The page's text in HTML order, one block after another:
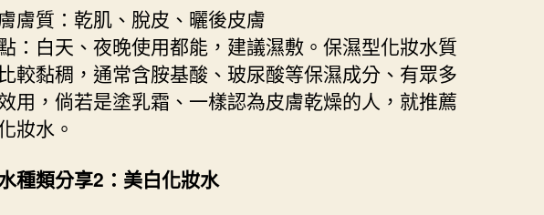
膚質：乾肌、脫皮、曬後皮膚
：白天、夜晚使用都能，建議濕敷。保濕型化妝水質
較黏稠，通常含胺基酸、玻尿酸等保濕成分、有眾多
用，倘若是塗乳霜、一樣認為皮膚乾燥的人，就推薦
妝水。
種類分享2：美白化妝水